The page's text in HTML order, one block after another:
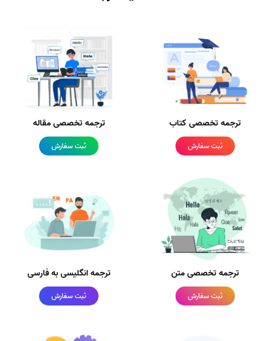
ترجمه تخصصی کتاب
ثبت سفارش
ترجمه تخصصی مقاله
ثبت سفارش
ترجمه تخصصی متن
ثبت سفارش
ترجمه انگلیسی به فارسی
ثبت سفارش